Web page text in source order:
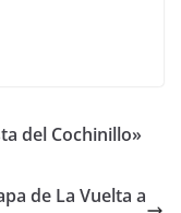
del Cochinillo»
de La Vuelta a